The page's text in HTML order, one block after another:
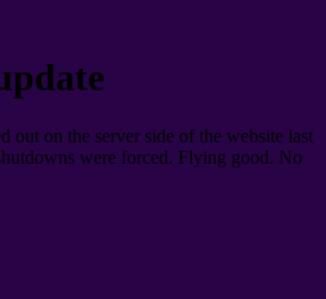
out on the server side of the website last
were forced. Flying good. No